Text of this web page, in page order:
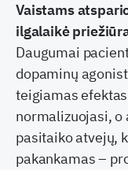
Vaistams
ilgalaikė
Daugumai
dopaminų
teigiamas
normalizuojasi, o
pasitaiko atvejų,
pakankamas –